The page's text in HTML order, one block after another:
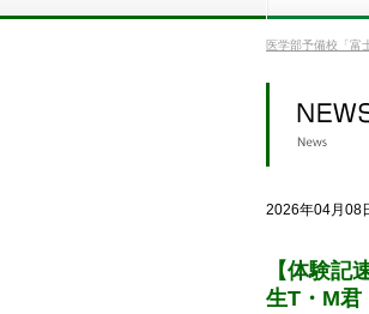
医学部予備校「富
2026年04月08
【体験記
生T・M君